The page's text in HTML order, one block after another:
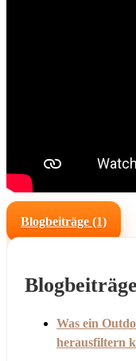
Blogbeiträge (1)
Blogbeiträge
Was ein
herausfiltern